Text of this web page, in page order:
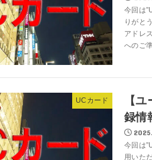
今回は
りがと
アドレ
へのご
UCカード
【
録情
今回は
用いた